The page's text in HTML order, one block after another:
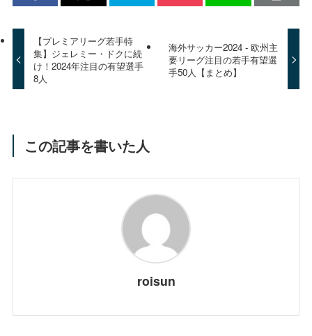
【プレミアリーグ若手特
集】ジェレミー・ドクに続
け！2024年注目の有望選手
8人
海外サッカー2024 - 欧州主
要リーグ注目の若手有望選
手50人【まとめ】
この記事を書いた人
roisun